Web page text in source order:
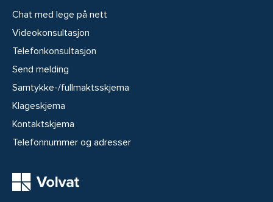
Chat med lege på nett
Videokonsultasjon
Telefonkonsultasjon
Send melding
Samtykke-/fullmaktsskjema
Klageskjema
Kontaktskjema
Telefonnummer og adresser